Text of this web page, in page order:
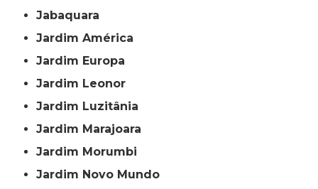
Jabaquara
Jardim América
Jardim Europa
Jardim Leonor
Jardim Luzitânia
Jardim Marajoara
Jardim Morumbi
Jardim Novo Mundo